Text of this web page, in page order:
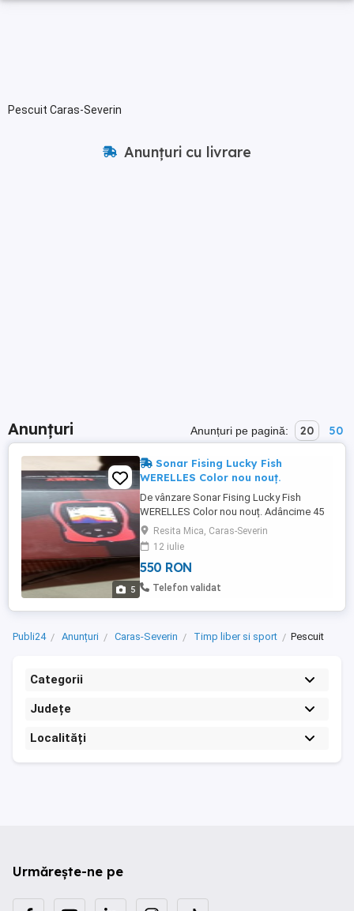
Pescuit Caras-Severin
Anunțuri cu livrare
Anunțuri Anunțuri pe pagină: 20 50
5
Sonar Fising Lucky Fish
WERELLES Color nou nouț.
De vânzare Sonar Fising Lucky Fish
WERELLES Color nou nouț. Adâncime 45
m. Lungime 150 m WERELLES.
Resita Mica, Caras-Severin
12 iulie
550 RON
Telefon validat
Publi24 Anunțuri Caras-Severin Timp liber si sport Pescuit
Categorii
Județe
Localități
Urmărește-ne pe